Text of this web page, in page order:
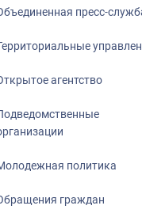
пресс-
агентство
политика
граждан